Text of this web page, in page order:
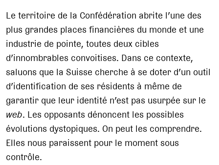
Le territoire de la Confédération abrite l’une des
plus grandes places financières du monde et une
industrie de pointe, toutes deux cibles
d’innombrables convoitises. Dans ce contexte,
saluons que la Suisse cherche à se doter d’un outil
d’identification de ses résidents à même de
garantir que leur identité n’est pas usurpée sur le
web. Les opposants dénoncent les possibles
évolutions dystopiques. On peut les comprendre.
Elles nous paraissent pour le moment sous
contrôle.